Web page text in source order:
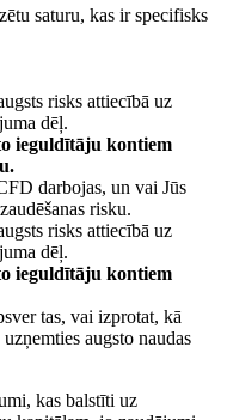
saturu, kas ir specifisks
risks attiecībā uz
dēļ.
ieguldītāju kontiem
darbojas, un vai Jūs
risku.
risks attiecībā uz
dēļ.
ieguldītāju kontiem
tas, vai izprotat, kā
augsto naudas
kas balstīti uz